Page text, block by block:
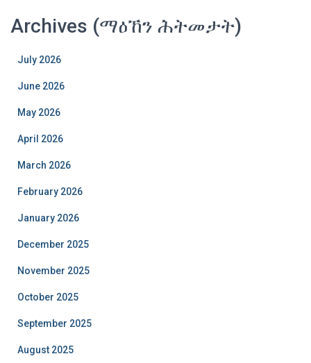
Archives (ማዕኸን ሕትመታት)
July 2026
June 2026
May 2026
April 2026
March 2026
February 2026
January 2026
December 2025
November 2025
October 2025
September 2025
August 2025